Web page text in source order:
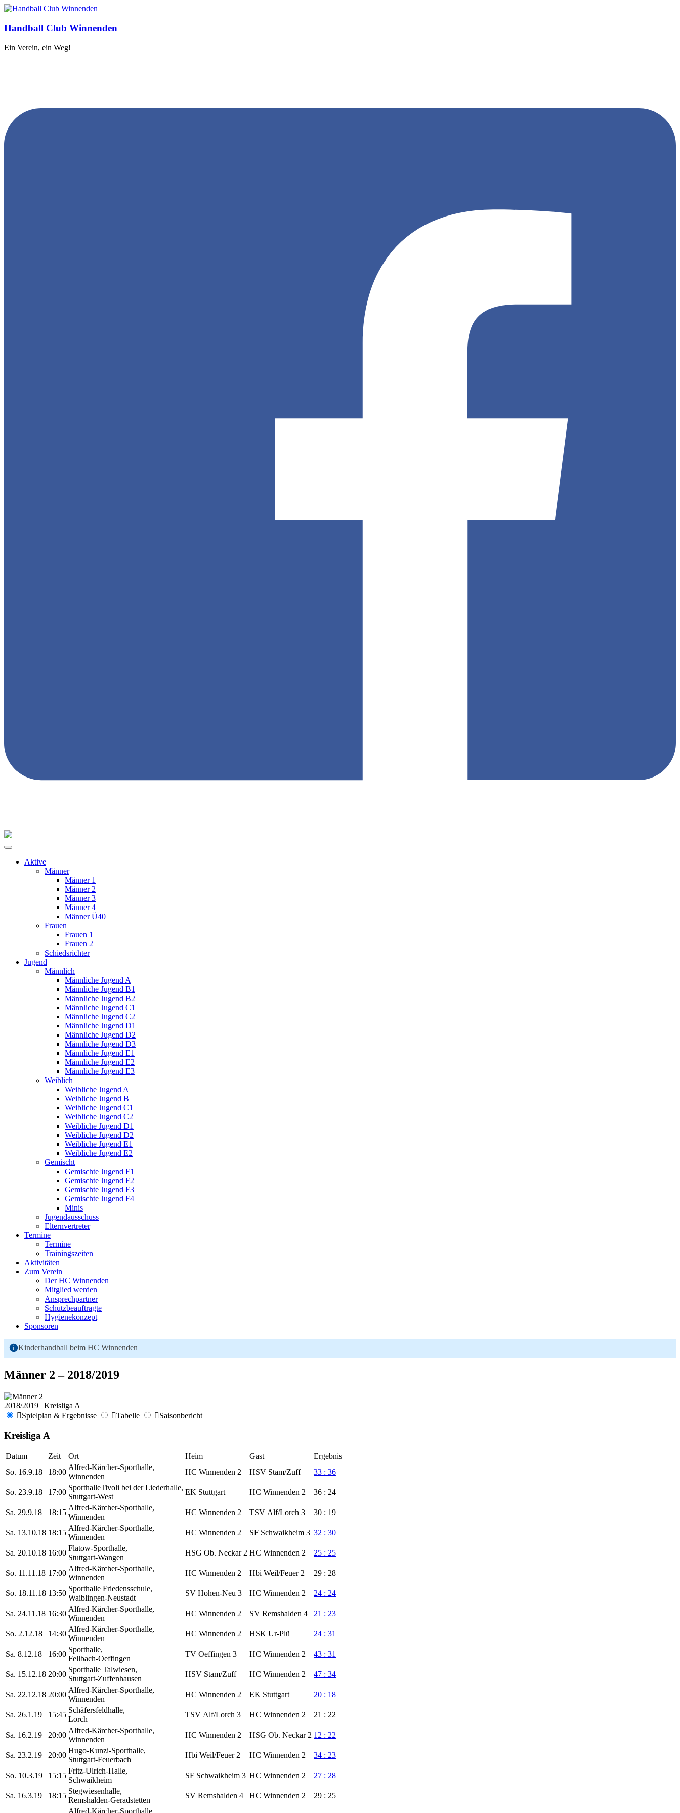
Handball Club Winnenden
Ein Verein, ein Weg!
Aktive
Männer
Männer 1
Männer 2
Männer 3
Männer 4
Männer Ü40
Frauen
Frauen 1
Frauen 2
Schiedsrichter
Jugend
Männlich
Männliche Jugend A
Männliche Jugend B1
Männliche Jugend B2
Männliche Jugend C1
Männliche Jugend C2
Männliche Jugend D1
Männliche Jugend D2
Männliche Jugend D3
Männliche Jugend E1
Männliche Jugend E2
Männliche Jugend E3
Weiblich
Weibliche Jugend A
Weibliche Jugend B
Weibliche Jugend C1
Weibliche Jugend C2
Weibliche Jugend D1
Weibliche Jugend D2
Weibliche Jugend E1
Weibliche Jugend E2
Gemischt
Gemischte Jugend F1
Gemischte Jugend F2
Gemischte Jugend F3
Gemischte Jugend F4
Minis
Jugendausschuss
Elternvertreter
Termine
Termine
Trainingszeiten
Aktivitäten
Zum Verein
Der HC Winnenden
Mitglied werden
Ansprechpartner
Schutzbeauftragte
Hygienekonzept
Sponsoren
Kinderhandball beim HC Winnenden
Männer 2 – 2018/2019
2018/2019 | Kreisliga A
Spielplan & Ergebnisse
Tabelle Saisonbericht
Kreisliga A
Datum Zeit Ort Heim Gast
Ergebnis
So. 16.9.18
18:00
Alfred-Kärcher-Sporthalle,
Winnenden
HC Winnenden 2 HSV Stam/Zuff 33 : 36
So. 23.9.18 17:00
SporthalleTivoli bei der Liederhalle,
Stuttgart-West
EK Stuttgart HC Winnenden 2 36 : 24
Sa. 29.9.18 18:15
Alfred-Kärcher-Sporthalle,
Winnenden
HC Winnenden 2 TSV Alf/Lorch 3 30 : 19
Sa. 13.10.18 18:15
Alfred-Kärcher-Sporthalle,
Winnenden
HC Winnenden 2 SF Schwaikheim 3 32 : 30
Sa. 20.10.18 16:00
Flatow-Sporthalle,
Stuttgart-Wangen
HSG Ob. Neckar 2 HC Winnenden 2 25 : 25
So. 11.11.18 17:00
Alfred-Kärcher-Sporthalle,
Winnenden
HC Winnenden 2 Hbi Weil/Feuer 2 29 : 28
So. 18.11.18 13:50
Sporthalle Friedensschule,
Waiblingen-Neustadt
SV Hohen-Neu 3 HC Winnenden 2 24 : 24
Sa. 24.11.18 16:30
Alfred-Kärcher-Sporthalle,
Winnenden
HC Winnenden 2 SV Remshalden 4 21 : 23
So. 2.12.18 14:30
Alfred-Kärcher-Sporthalle,
Winnenden
HC Winnenden 2 HSK Ur-Plü 24 : 31
Sa. 8.12.18 16:00
Sporthalle,
Fellbach-Oeffingen
TV Oeffingen 3 HC Winnenden 2 43 : 31
Sa. 15.12.18 20:00
Sporthalle Talwiesen,
Stuttgart-Zuffenhausen
HSV Stam/Zuff HC Winnenden 2 47 : 34
Sa. 22.12.18 20:00
Alfred-Kärcher-Sporthalle,
Winnenden
HC Winnenden 2 EK Stuttgart 20 : 18
Sa. 26.1.19 15:45
Schäfersfeldhalle,
Lorch
TSV Alf/Lorch 3 HC Winnenden 2 21 : 22
Sa. 16.2.19 20:00
Alfred-Kärcher-Sporthalle,
Winnenden
HC Winnenden 2 HSG Ob. Neckar 2 12 : 22
Sa. 23.2.19 20:00
Hugo-Kunzi-Sporthalle,
Stuttgart-Feuerbach
Hbi Weil/Feuer 2 HC Winnenden 2 34 : 23
So. 10.3.19 15:15
Fritz-Ulrich-Halle,
Schwaikheim
SF Schwaikheim 3 HC Winnenden 2 27 : 28
Sa. 16.3.19 18:15
Stegwiesenhalle,
Remshalden-Geradstetten
SV Remshalden 4 HC Winnenden 2 29 : 25